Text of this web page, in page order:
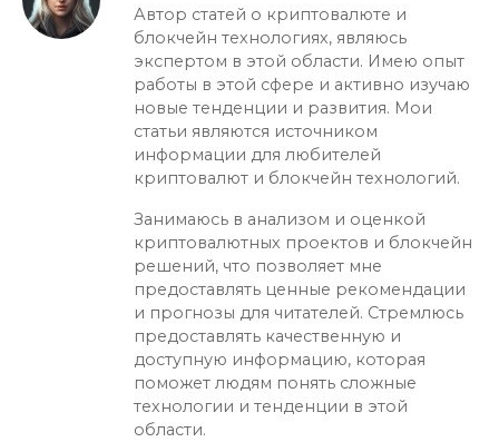
Автор статей о криптовалюте и
блокчейн технологиях, являюсь
экспертом в этой области. Имею опыт
работы в этой сфере и активно изучаю
новые тенденции и развития. Мои
статьи являются источником
информации для любителей
криптовалют и блокчейн технологий.
Занимаюсь в анализом и оценкой
криптовалютных проектов и блокчейн
решений, что позволяет мне
предоставлять ценные рекомендации
и прогнозы для читателей. Стремлюсь
предоставлять качественную и
доступную информацию, которая
поможет людям понять сложные
технологии и тенденции в этой
области.